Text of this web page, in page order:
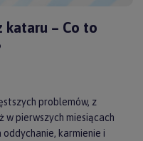
kataru – Co to
problemów, z
w pierwszych miesiącach
karmienie i